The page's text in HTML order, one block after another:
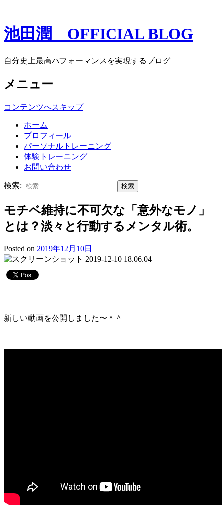
池田潤 OFFICIAL BLOG
自分史上最高パフォーマンスを実現するブログ
メニュー
コンテンツへスキップ
ホーム
プロフィール
パーソナルトレーニング
体験トレーニング
お問い合わせ
検索:
モチベ維持に不可欠な「意外なモノ」
とは？淡々と行動するメンタル術。
Posted on 2019年12月10日
新しい動画を公開しました〜＾＾